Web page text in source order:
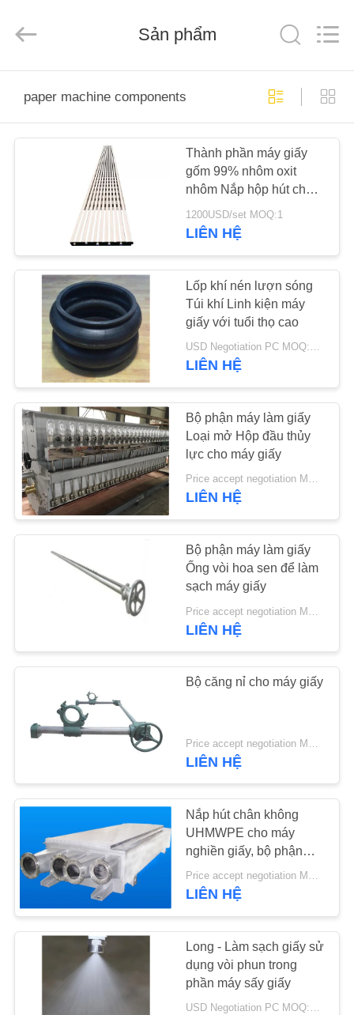
CHỦ
VỀ
CHÚNG
THAM
QUAN
NHÀ
MÁY
KIỂM
SOÁT
CHẤT
LƯỢNG
HỆ
CHÚNG
TIN
CẦU
BÁO
LOVER
LTD.
Sản phẩm
paper machine components
Thành phần máy giấy
gốm 99% nhôm oxit
nhôm Nắp hộp hút chân
không
1200USD/set MOQ:1
LIÊN HỆ
Lốp khí nén lượn sóng
Túi khí Linh kiện máy
giấy với tuổi thọ cao
USD Negotiation PC MOQ:1 cái
LIÊN HỆ
Bộ phận máy làm giấy
Loại mở Hộp đầu thủy
lực cho máy giấy
Price accept negotiation MOQ:1 tập
LIÊN HỆ
Bộ phận máy làm giấy
Ống vòi hoa sen để làm
sạch máy giấy
LIÊN HỆ
Bộ căng nỉ cho máy giấy
Price accept negotiation MOQ:1bộ
LIÊN HỆ
Nắp hút chân không
UHMWPE cho máy
nghiền giấy, bộ phận
máy giấy
Price accept negotiation MOQ:1 tập
LIÊN HỆ
Long - Làm sạch giấy sử
dụng vòi phun trong
phần máy sấy giấy
USD Negotiation PC MOQ:1 cái